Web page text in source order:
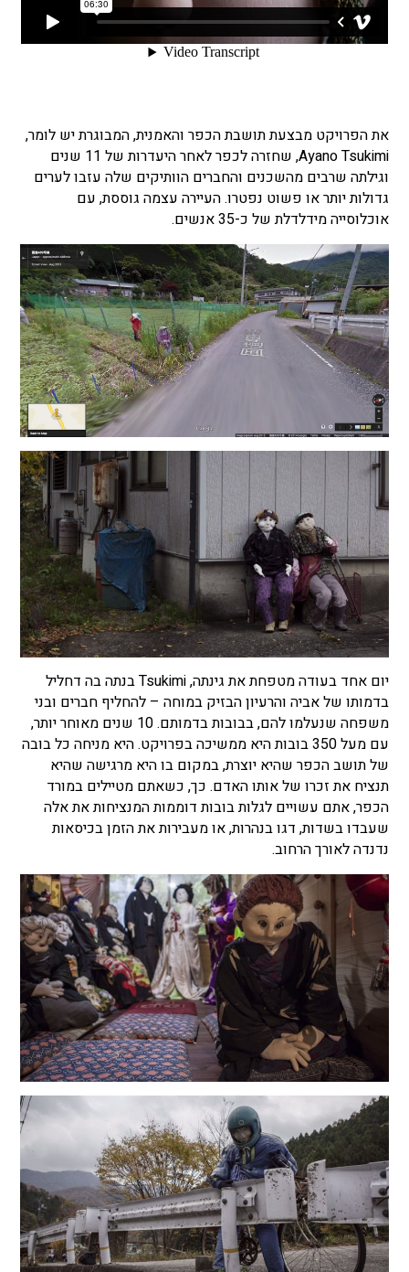
את הפרויקט מבצעת תושבת הכפר והאמנית, המבוגרת יש לומר,
Ayano Tsukimi, שחזרה לכפר לאחר היעדרות של 11 שנים
וגילתה שרבים מהשכנים והחברים הוותיקים שלה עזבו לערים
גדולות יותר או פשוט נפטרו. העיירה עצמה גוססת, עם
אוכלוסייה מידלדלת של כ-35 אנשים.
יום אחד בעודה מטפחת את גינתה, Tsukimi בנתה בה דחליל
בדמותו של אביה והרעיון הבזיק במוחה – להחליף חברים ובני
משפחה שנעלמו להם, בבובות בדמותם. 10 שנים מאוחר יותר,
עם מעל 350 בובות היא ממשיכה בפרויקט. היא מניחה כל בובה
של תושב הכפר שהיא יוצרת, במקום בו היא מרגישה שהיא
תנציח את זכרו של אותו האדם. כך, כשאתם מטיילים במורד
הכפר, אתם עשויים לגלות בובות דוממות המנציחות את אלה
שעבדו בשדות, דגו בנהרות, או מעבירות את הזמן בכיסאות
נדנדה לאורך הרחוב.